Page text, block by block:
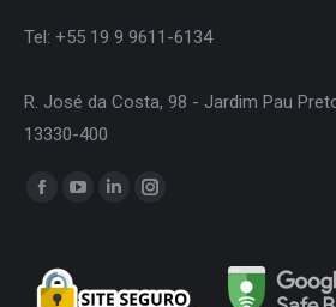
Tel: +55 19 9 9611-6134
R. José da Costa, 98 - Jardim Pau
13330-400
Encontre-nos em:
Facebook
opens
in
YouTube
in
Linkedin
in
Instagram
in